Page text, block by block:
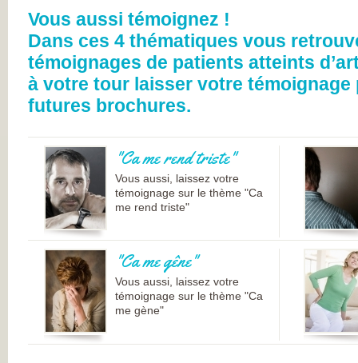
DE CHIRURGIE
SOCIÉTÉ
DE
SYNDICAT
PIERRE FABRE
CHAINE
DU SOLEIL
LABORATOIRES
EXPANSCIENCE
LABORATOIRES
GENEVRIER
ROTTAPHARM
MADAUS
PLATEFORME E-
SANTÉ SANOIA
EMPATIENT
ETATS
L’ARTHROSE
NOS ACTIONS EN
2012 ET 2013
LES ETATS
GÉNÉRAUX EN
Vous aussi témoignez !
Dans ces 4 thématiques vous
témoignages de patients atteints
à votre tour laisser votre
futures brochures.
"Ca me rend triste"
Vous aussi, laissez votre
témoignage sur le thème "Ca
me rend triste"
"Ca me gêne"
Vous aussi, laissez votre
témoignage sur le thème "Ca
me gène"